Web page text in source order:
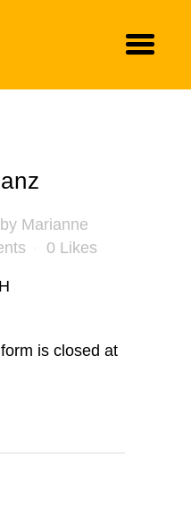
by Marianne
0 Likes
is closed at